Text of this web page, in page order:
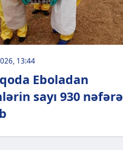
13:44
Eboladan
sayı 930 nəfərə